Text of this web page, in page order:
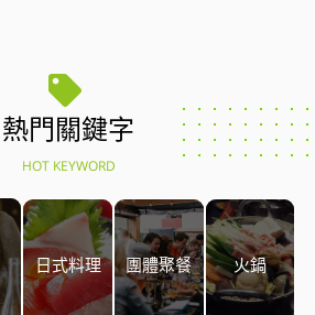
熱門關鍵字
HOT KEYWORD
日式料理 團體聚餐 火鍋